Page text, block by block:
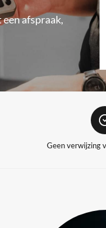
afspraak,
Geen verwijzing